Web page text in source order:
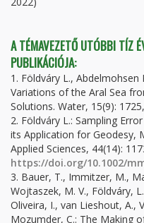
A TÉMAVEZETŐ UTÓBBI TÍZ
PUBLIKÁCIÓJA:
1. Földváry L.,
Variations of the Aral Sea
Solutions. Water, 15(9):
2. Földváry L.: Sampling
its Application for Geodesy,
Applied Sciences, 44(14):
https://doi.org/10.1002/
3. Bauer, T., Immitzer, M.,
Wojtaszek, M. V., Földváry,
Oliveira, I., van Lieshout, A.,
Mozumder, C.: The Making